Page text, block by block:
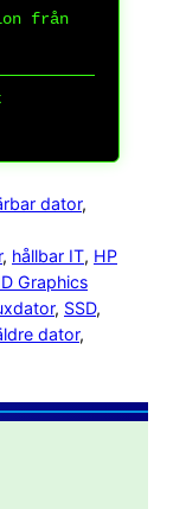
från
dator
, hållbar IT, HP
Graphics
, SSD
dator